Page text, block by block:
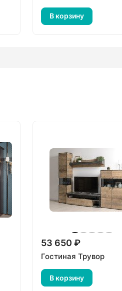
В корзину
53 650 ₽
Гостиная Трувор
В корзину